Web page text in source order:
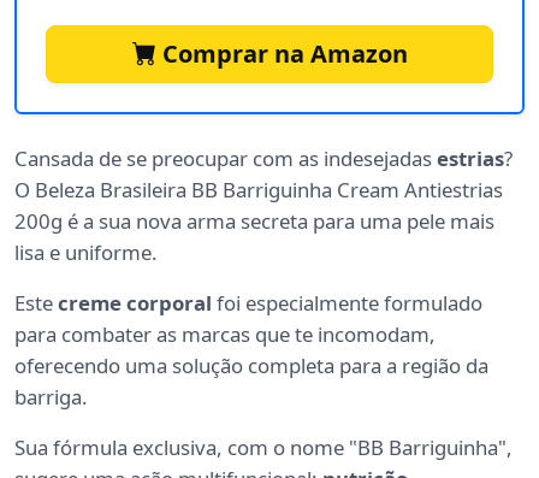
Comprar na Amazon
Cansada de se preocupar com as indesejadasestrias?
O Beleza Brasileira BB Barriguinha Cream Antiestrias
200g é a sua nova arma secreta para uma pele mais
lisa e uniforme.
Estecreme corporal foi especialmente formulado
para combater as marcas que te incomodam,
oferecendo uma solução completa para a região da
barriga.
Sua fórmula exclusiva, com o nome "BB Barriguinha",